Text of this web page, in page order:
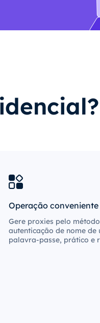
Operação conveniente
Gere proxies pelo
autenticação de nome de
palavra-passe, prático e